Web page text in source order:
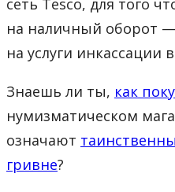
сеть Tesco, для того
на наличный оборот —
на услуги инкассации
Знаешь ли ты, как
нумизматическом
означают
гривне?